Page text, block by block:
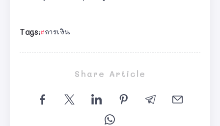
Tags: การเงิน
Share Article